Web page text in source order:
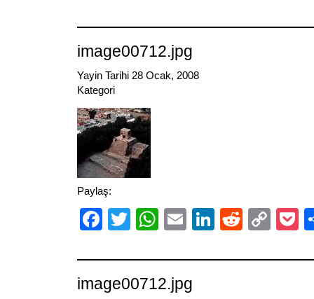
image00712.jpg
Yayin Tarihi 28 Ocak, 2008
Kategori
Paylaş:
Facebook
TwitterWhatsApp
EmailLinkedIn
Reddit
image00712.jpg